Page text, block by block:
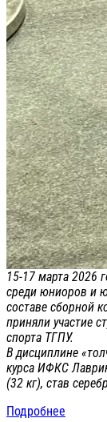
15-17 марта 2026
среди юниоров и
составе сборной
приняли участие
спорта ТГПУ.
В дисциплине
курса ИФКС
(32 кг), став
Подробнее